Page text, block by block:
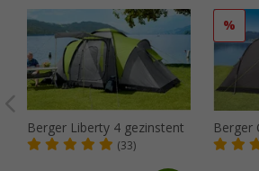
Berger Liberty 4 gezinstent
(33)
%
Berger